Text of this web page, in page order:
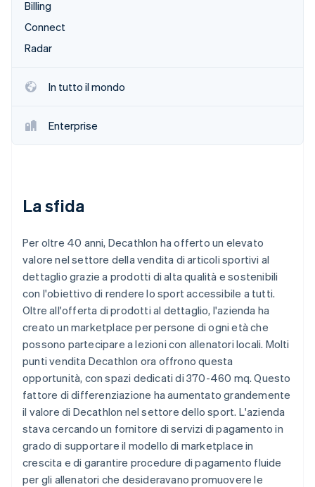
Scopri cosa ti aspetta
Radar
Prevenzione delle frodi
Identity
Verifica online dell'identità
Scopri come Stripe sta costruendo l'infrastruttura
Guarda ora
Billing
Connect
Radar
In tutto il mondo
Enterprise
La sfida
Per oltre 40 anni, Decathlon ha offerto un elevato
valore nel settore della vendita di articoli sportivi al
dettaglio grazie a prodotti di alta qualità e sostenibili
con l'obiettivo di rendere lo sport accessibile a tutti.
Oltre all'offerta di prodotti al dettaglio, l'azienda ha
creato un marketplace per persone di ogni età che
possono partecipare a lezioni con allenatori locali. Molti
punti vendita Decathlon ora offrono questa
opportunità, con spazi dedicati di 370-460 mq. Questo
fattore di differenziazione ha aumentato grandemente
il valore di Decathlon nel settore dello sport. L'azienda
stava cercando un fornitore di servizi di pagamento in
grado di supportare il modello di marketplace in
crescita e di garantire procedure di pagamento fluide
per gli allenatori che desideravano promuovere le